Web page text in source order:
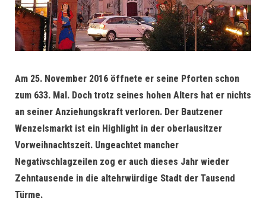
Am 25. November 2016 öffnete er seine Pforten schon
zum 633. Mal. Doch trotz seines hohen Alters hat er nichts
an seiner Anziehungskraft verloren. Der Bautzener
Wenzelsmarkt ist ein Highlight in der oberlausitzer
Vorweihnachtszeit. Ungeachtet mancher
Negativschlagzeilen zog er auch dieses Jahr wieder
Zehntausende in die altehrwürdige Stadt der Tausend
Türme.